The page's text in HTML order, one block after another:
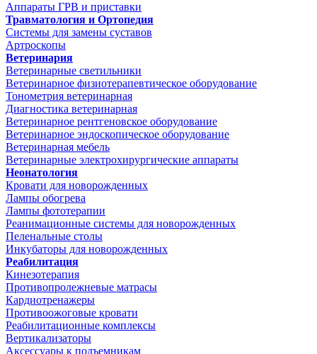
Аппараты ГРВ и приставки
Травматология и Ортопедия
Системы для замены суставов
Артроскопы
Ветеринария
Ветеринарные светильники
Ветеринарное физиотерапевтическое оборудование
Тонометрия ветеринарная
Диагностика ветеринарная
Ветеринарное рентгеновское оборудование
Ветеринарное эндоскопическое оборудование
Ветеринарная мебель
Ветеринарные электрохирургические аппараты
Неонатология
Кровати для новорожденных
Лампы обогрева
Лампы фототерапии
Реанимационные системы для новорожденных
Пеленальные столы
Инкубаторы для новорожденных
Реабилитация
Кинезотерапия
Противопролежневые матрасы
Кардиотренажеры
Противоожоговые кровати
Реабилитационные комплексы
Вертикализаторы
Аксессуары к подъемникам